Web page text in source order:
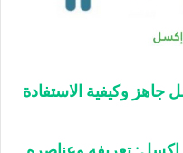
جاهز وكيفية الاستفادة